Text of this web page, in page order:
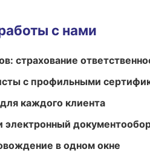
с нами
страхование
с профильными
каждого клиента
электронный
в одном окне